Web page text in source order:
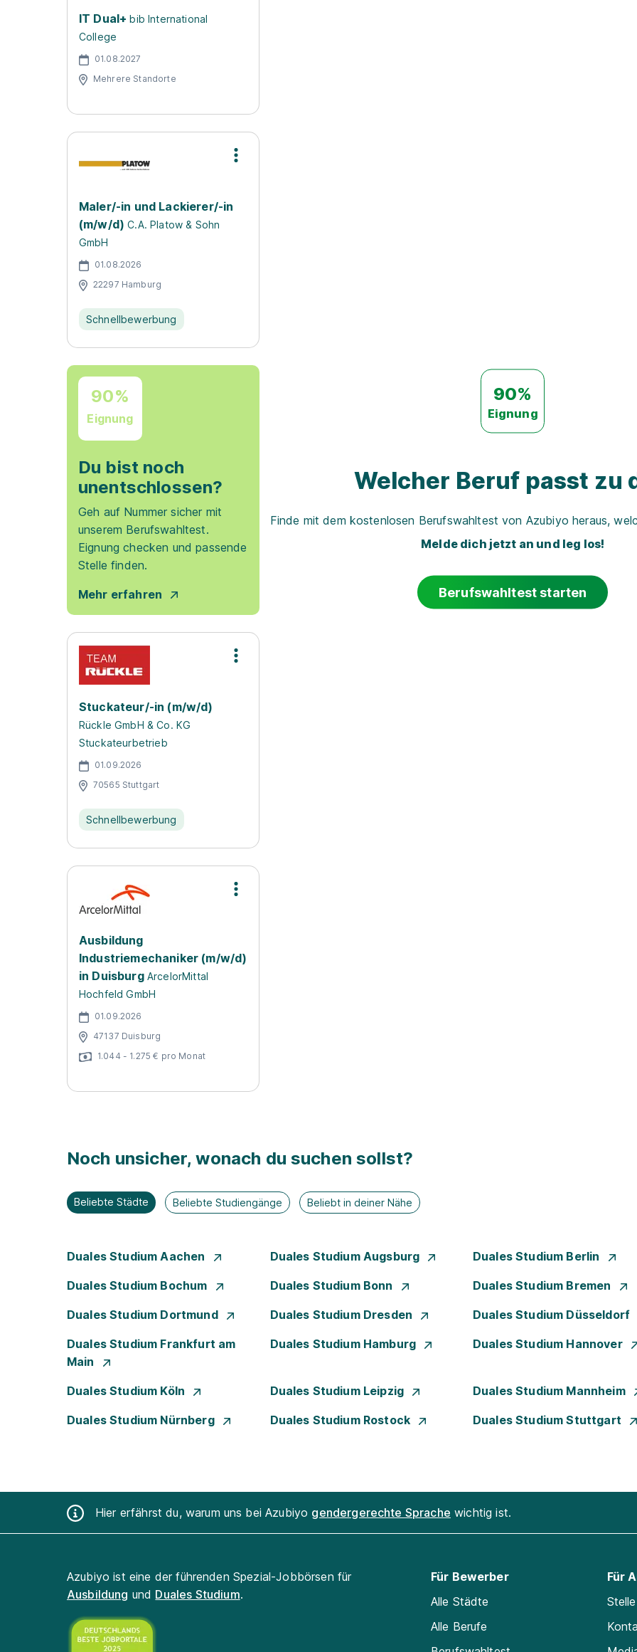
IT Dual+ bib International
College
01.08.2027
Mehrere Standorte
Maler/-in und Lackierer/-in
(m/w/d) C.A. Platow & Sohn
GmbH
01.08.2026
22297 Hamburg
Schnellbewerbung
90%
Eignung
Du bist noch
unentschlossen?
Geh auf Nummer sicher mit
unserem Berufswahltest.
Eignung checken und passende
Stelle finden.
Mehr erfahren
Stuckateur/-in (m/w/d)
Rückle GmbH & Co. KG
Stuckateurbetrieb
01.09.2026
70565 Stuttgart
Schnellbewerbung
Ausbildung
Industriemechaniker (m/w/d)
in Duisburg ArcelorMittal
Hochfeld GmbH
01.09.2026
47137 Duisburg
1.044 - 1.275 € pro Monat
90%
Eignung
Welcher Beruf passt zu
Finde mit dem kostenlosen Berufswahltest von Azubiyo heraus,
Melde dich jetzt an und leg los!
Berufswahltest starten
Noch unsicher, wonach du suchen sollst?
Beliebte Städte Beliebte Studiengänge Beliebt in deiner Nähe
Duales Studium Aachen Duales Studium Augsburg Duales Studium Berlin
Duales Studium Bochum Duales Studium Bonn Duales Studium Bremen
Duales Studium Dortmund Duales Studium Dresden Duales Studium Düsseldorf
Duales Studium Frankfurt am
Main
Duales Studium Hamburg Duales Studium Hannover
Duales Studium Köln Duales Studium Leipzig Duales Studium Mannheim
Duales Studium Nürnberg Duales Studium Rostock Duales Studium Stuttgart
Hier erfährst du, warum uns bei Azubiyo gendergerechte Sprache wichtig ist.
Azubiyo ist eine der führenden Spezial-Jobbörsen für
Ausbildung und Duales Studium.
Für Bewerber
Alle Städte
Alle Berufe
Für